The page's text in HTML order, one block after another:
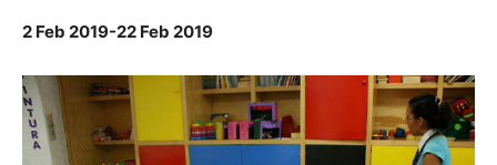
2 Feb 2019-22 Feb 2019